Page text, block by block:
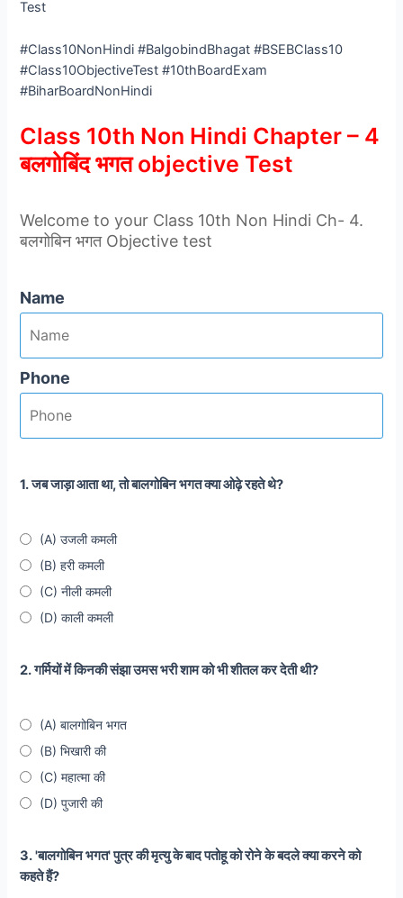
Test
#Class10NonHindi #BalgobindBhagat #BSEBClass10
#Class10ObjectiveTest #10thBoardExam
#BiharBoardNonHindi
Class 10th Non Hindi Chapter – 4
बलगोबिंद भगत objective Test
Welcome to your Class 10th Non Hindi Ch- 4.
बलगोबिन भगत Objective test
Name
Phone
1. जब जाड़ा आता था, तो बालगोबिन भगत क्या ओढ़े रहते थे?
(A) उजली कमली
(B) हरी कमली
(C) नीली कमली
(D) काली कमली
2. गर्मियों में किनकी संझा उमस भरी शाम को भी शीतल कर देती थी?
(A) बालगोबिन भगत
(B) भिखारी की
(C) महात्मा की
(D) पुजारी की
3. 'बालगोबिन भगत' पुत्र की मृत्यु के बाद पतोहू को रोने के बदले क्या करने को
कहते हैं?